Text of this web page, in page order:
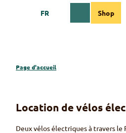
Information
FR Shop
Page d'accueil
Location de vélos
Deux vélos électriques à travers le